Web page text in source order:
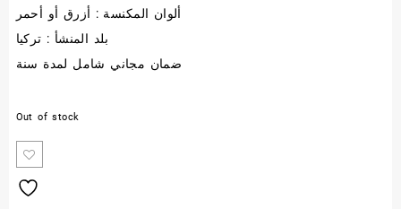
ألوان المكنسة : أزرق أو أحمر
بلد المنشأ : تركيا
ضمان مجاني شامل لمدة سنة
Out of stock